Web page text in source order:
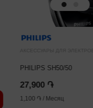
PHILIPS SH50/50
27,900 ֏
1,100 ֏ / Месяц